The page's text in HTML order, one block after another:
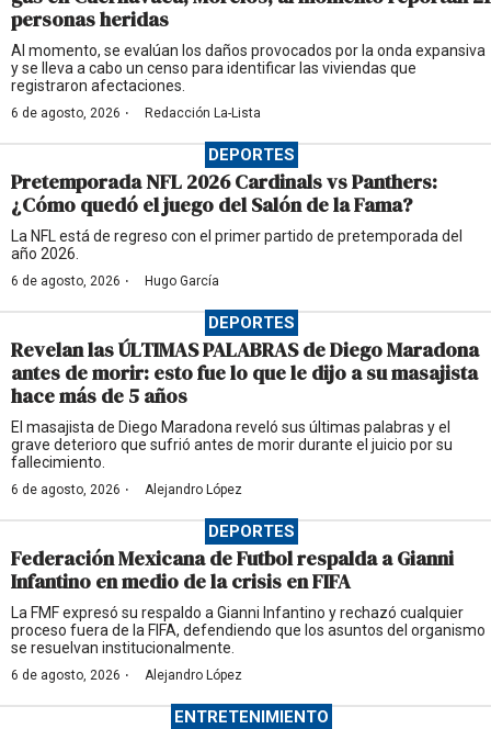
personas heridas
Al momento, se evalúan los daños provocados por la onda expansiva
y se lleva a cabo un censo para identificar las viviendas que
registraron afectaciones.
6 de agosto, 2026 · Redacción La-Lista
DEPORTES
Pretemporada NFL 2026 Cardinals vs Panthers:
¿Cómo quedó el juego del Salón de la Fama?
La NFL está de regreso con el primer partido de pretemporada del
año 2026.
6 de agosto, 2026 · Hugo García
DEPORTES
Revelan las ÚLTIMAS PALABRAS de Diego Maradona
antes de morir: esto fue lo que le dijo a su masajista
hace más de 5 años
El masajista de Diego Maradona reveló sus últimas palabras y el
grave deterioro que sufrió antes de morir durante el juicio por su
fallecimiento.
6 de agosto, 2026 · Alejandro López
DEPORTES
Federación Mexicana de Futbol respalda a Gianni
Infantino en medio de la crisis en FIFA
La FMF expresó su respaldo a Gianni Infantino y rechazó cualquier
proceso fuera de la FIFA, defendiendo que los asuntos del organismo
se resuelvan institucionalmente.
6 de agosto, 2026 · Alejandro López
ENTRETENIMIENTO